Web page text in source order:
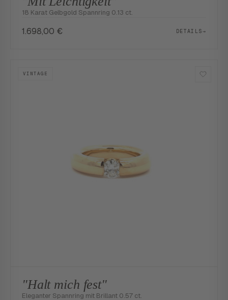
18 Karat Gelbgold Spannring 0.13 ct.
1.698,00 € DETAILS→
VINTAGE
"Halt mich fest"
Eleganter Spannring mit Brillant 0.57 ct.